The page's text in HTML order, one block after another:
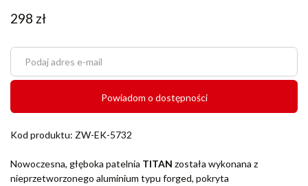
298 zł
Powiadom o dostępności
Kod produktu: ZW-EK-5732
Nowoczesna, głęboka patelnia TITAN została wykonana z
nieprzetworzonego aluminium typu forged, pokryta